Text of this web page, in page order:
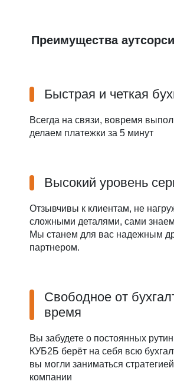
Преимущества
Быстрая и четкая
Всегда на связи, вовремя
делаем платежки за 5 минут
Высокий уровень
Отзывчивы к клиентам, не
сложными деталями, сами знаем
Мы станем для вас надежным
партнером.
Свободное от
время
Вы забудете о постоянных
КУБ2Б берёт на себя всю
вы могли заниматься
компании